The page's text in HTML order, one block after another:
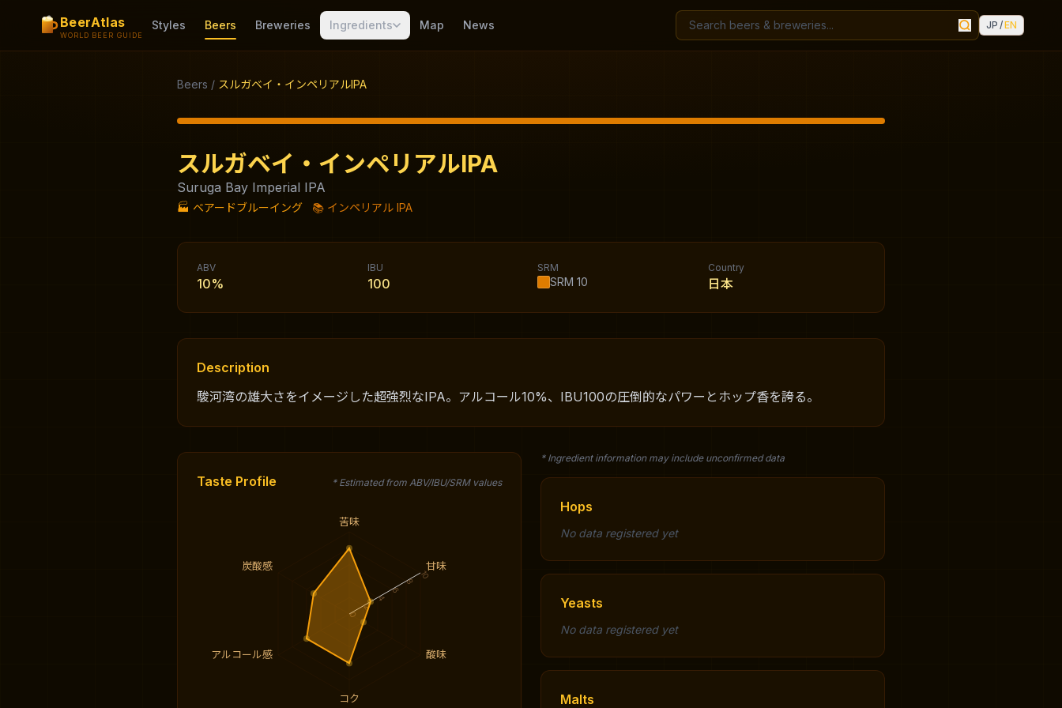
BeerAtlas
WORLD BEER GUIDE
Styles Beers Breweries Ingredients Map News JP /EN
Beers / スルガベイ・インペリアルIPA
スルガベイ・インペリアルIPA
Suruga Bay Imperial IPA
🏭 ベアードブルーイング 📚 インペリアル IPA
ABV
10%
IBU
100
SRM
SRM 10
Country
日本
Description
駿河湾の雄大さをイメージした超強烈なIPA。アルコール10%、IBU100の圧倒的なパワーとホップ香を誇る。
Taste Profile * Estimated from ABV/IBU/SRM values
苦味
甘味
酸味
コク
アルコール感
炭酸感
0
2
4
6
8
10
* Ingredient information may include unconfirmed data
Hops
No data registered yet
Yeasts
No data registered yet
Malts